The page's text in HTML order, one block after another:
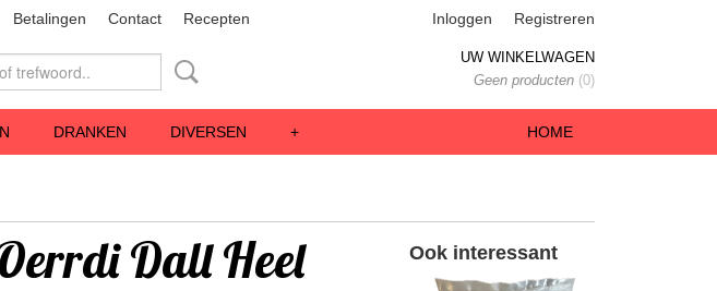
Betalingen Contact Recepten Inloggen Registreren
UW WINKELWAGEN
Geen producten (0)
HOME
DRANKEN DIVERSEN +
Dall Heel Ook interessant